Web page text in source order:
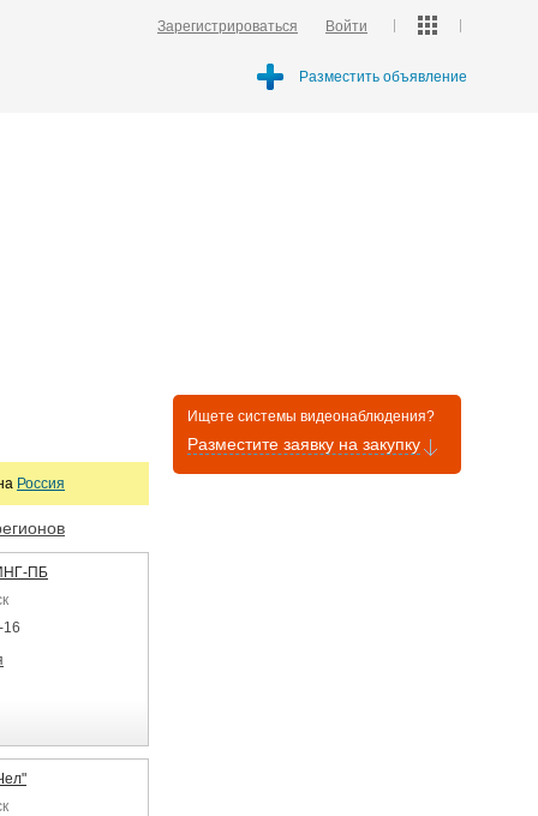
Зарегистрироваться Войти
Разместить объявление
Россия
ПБ
16
Ищете системы видеонаблюдения?
Разместите заявку на закупку